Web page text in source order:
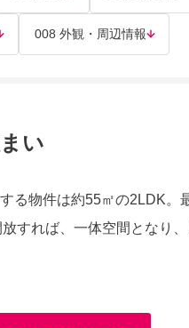
008 外観・周辺情報
い
る物件は約55㎡の2LDK。
すれば、一体空間となり、